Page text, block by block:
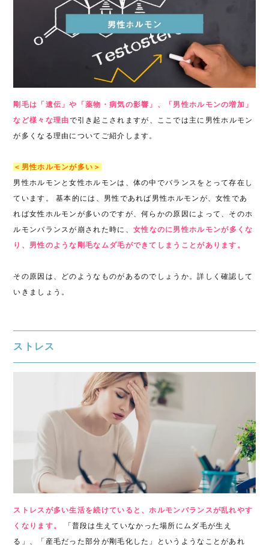
剛毛は「遺伝」や「薬物・病気の影響」、「男性ホルモンの増加」
など様々な理由で引き起こされますが、ここでは主に男性ホルモン
が多くなる理由についてご紹介します。
＜男性ホルモンが多い＞
男性ホルモンと女性ホルモンは、体の中でバランスをとって存在し
ています。 基本的には、男性であれば男性ホルモンが、女性であ
れば女性ホルモンが多いのですが、何らかの原因によって、そのホ
ルモンバランスが崩された時に、 女性なのに男性ホルモンが多くな
り、男性のような剛毛なムダ毛ができてしまうことがあります。
その原因は、どのようなものがあるのでしょうか。詳しく確認して
いきましょう。
ストレス
ストレスが多い生活を続けていると、ホルモンバランスが乱れやす
くなります。
「普段は生えていなかった場所にムダ毛が生え
る」、「産毛だった部分が剛毛化した」というようなことがあれ